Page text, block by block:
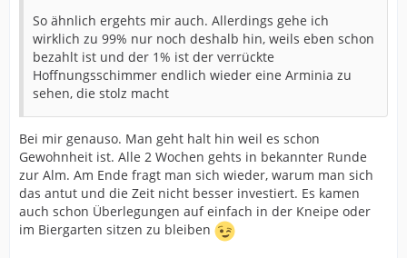
So ähnlich ergehts mir auch. Allerdings gehe ich
wirklich zu 99% nur noch deshalb hin, weils eben schon
bezahlt ist und der 1% ist der verrückte
Hoffnungsschimmer endlich wieder eine Arminia zu
sehen, die stolz macht
Bei mir genauso. Man geht halt hin weil es schon
Gewohnheit ist. Alle 2 Wochen gehts in bekannter Runde
zur Alm. Am Ende fragt man sich wieder, warum man sich
das antut und die Zeit nicht besser investiert. Es kamen
auch schon Überlegungen auf einfach in der Kneipe oder
im Biergarten sitzen zu bleiben